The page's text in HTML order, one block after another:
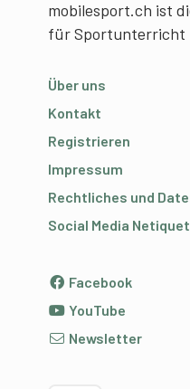
mobilesport.ch ist
für Sportunterricht
Über uns
Kontakt
Registrieren
Impressum
Rechtliches und
Social Media
Facebook
YouTube
Newsletter